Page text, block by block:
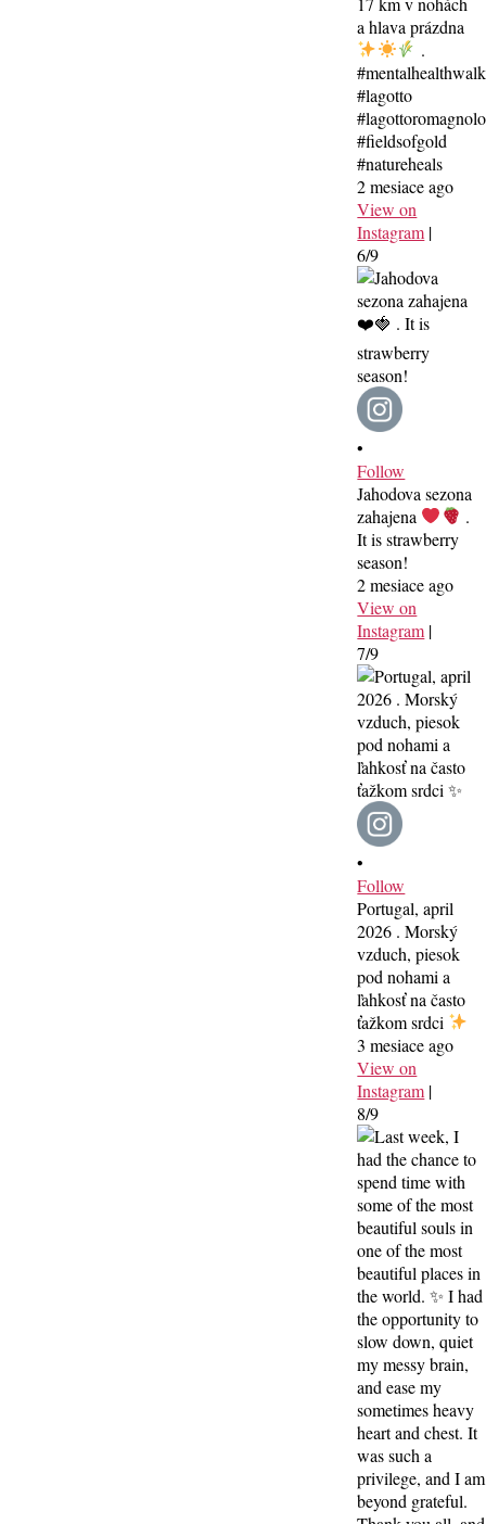
a hlava prázdna
.
#mentalhealthwalk
#lagotto
#fieldsofgold
#natureheals
2 mesiace ago
View on
Instagram |
6/9
•
Follow
Jahodova sezona
zahajena
.
It is strawberry
season!
2 mesiace ago
View on
Instagram |
7/9
•
Follow
Portugal, april
2026 . Morský
vzduch, piesok
pod nohami a
ľahkosť na často
ťažkom srdci
3 mesiace ago
View on
Instagram |
8/9